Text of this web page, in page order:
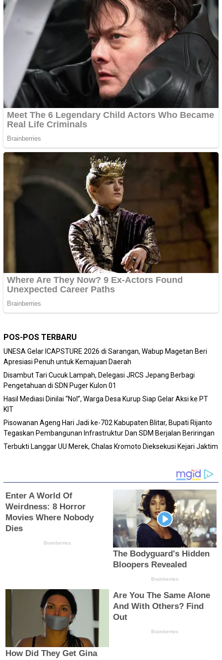
POS-POS TERBARU
‎UNESA Gelar ICAPSTURE 2026 di Sarangan, Wabup Magetan Beri
Apresiasi Penuh untuk Kemajuan Daerah
Disambut Tari Cucuk Lampah, Delegasi JRCS Jepang Berbagi
Pengetahuan di SDN Puger Kulon 01
Hasil Mediasi Dinilai “Nol”, Warga Desa Kurup Siap Gelar Aksi ke PT
KIT
Pisowanan Ageng Hari Jadi ke-702 Kabupaten Blitar, Bupati Rijanto
Tegaskan Pembangunan Infrastruktur Dan SDM Berjalan Beriringan
Terbukti Langgar UU Merek, Chalas Kromoto Dieksekusi Kejari Jaktim